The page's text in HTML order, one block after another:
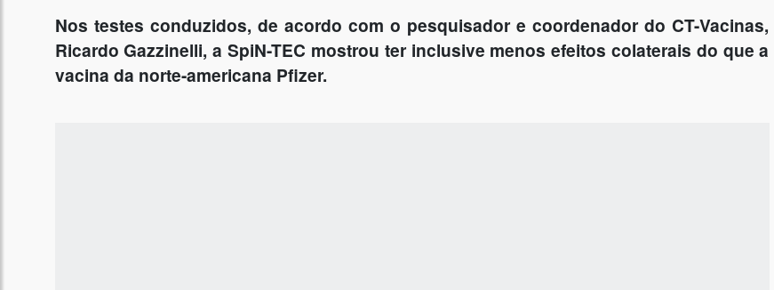
Nos testes conduzidos, de acordo com o pesquisador e coordenador do CT-Vacinas,
Ricardo Gazzinelli, a SpiN-TEC mostrou ter inclusive menos efeitos colaterais do que a
vacina da norte-americana Pfizer.